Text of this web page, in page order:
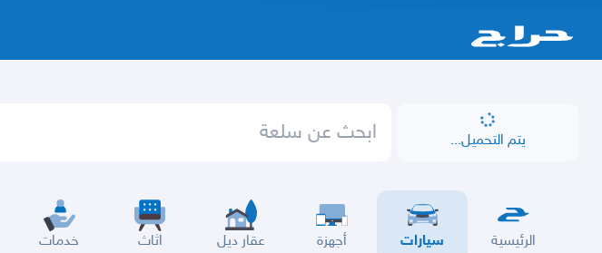
يتم التحميل...
الرئيسية سيارات أجهزة عقار ديل اثاث خدمات